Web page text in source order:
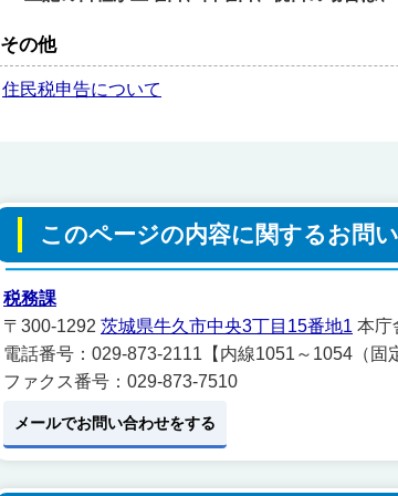
その他
住民税申告について
このページの内容に関するお問
税務課
〒300-1292 茨城県牛久市中央3丁目15番地1 本
電話番号：029-873-2111【内線1051～1054（
ファクス番号：029-873-7510
メールでお問い合わせをする